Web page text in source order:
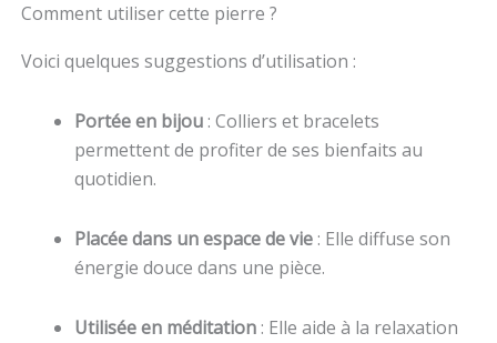
Comment utiliser cette pierre ?
Voici quelques suggestions d’utilisation :
Portée en bijou: Colliers et bracelets
permettent de profiter de ses bienfaits au
quotidien.
Placée dans un espace de vie: Elle diffuse son
énergie douce dans une pièce.
Utilisée en méditation: Elle aide à la relaxation